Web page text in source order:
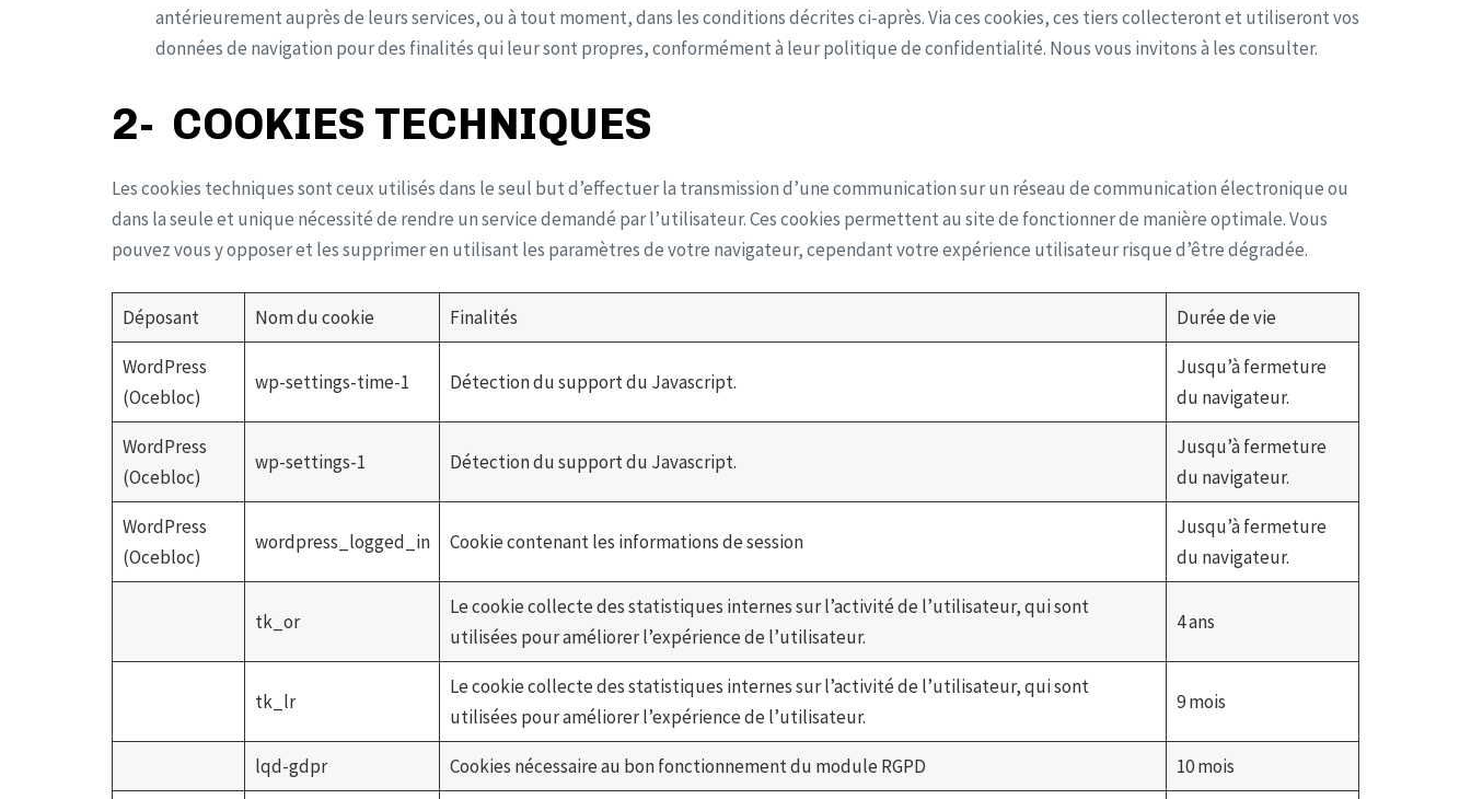
antérieurement auprès de leurs services, ou à tout moment, dans les conditions décrites ci-après. Via ces cookies, ces tiers collecteront et utiliseront vos
données de navigation pour des finalités qui leur sont propres, conformément à leur politique de confidentialité. Nous vous invitons à les consulter.
2- COOKIES TECHNIQUES
Les cookies techniques sont ceux utilisés dans le seul but d’effectuer la transmission d’une communication sur un réseau de communication électronique ou
dans la seule et unique nécessité de rendre un service demandé par l’utilisateur. Ces cookies permettent au site de fonctionner de manière optimale. Vous
pouvez vous y opposer et les supprimer en utilisant les paramètres de votre navigateur, cependant votre expérience utilisateur risque d’être dégradée.
Déposant Nom du cookie Finalités Durée de vie
WordPress
(Ocebloc)
wp-settings-time-1 Détection du support du Javascript.
Jusqu’à fermeture
du navigateur.
WordPress
(Ocebloc)
wp-settings-1 Détection du support du Javascript.
Jusqu’à fermeture
du navigateur.
WordPress
(Ocebloc)
wordpress_logged_in Cookie contenant les informations de session
Jusqu’à fermeture
du navigateur.
tk_or
Le cookie collecte des statistiques internes sur l’activité de l’utilisateur, qui sont
utilisées pour améliorer l’expérience de l’utilisateur.
4 ans
tk_lr
Le cookie collecte des statistiques internes sur l’activité de l’utilisateur, qui sont
utilisées pour améliorer l’expérience de l’utilisateur.
9 mois
lqd-gdpr Cookies nécessaire au bon fonctionnement du module RGPD 10 mois